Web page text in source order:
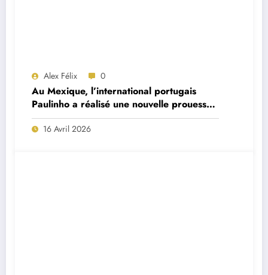
Alex Félix 0
Au Mexique, l’international portugais
Paulinho a réalisé une nouvelle prouesse
remarquable cette nuit
16 Avril 2026